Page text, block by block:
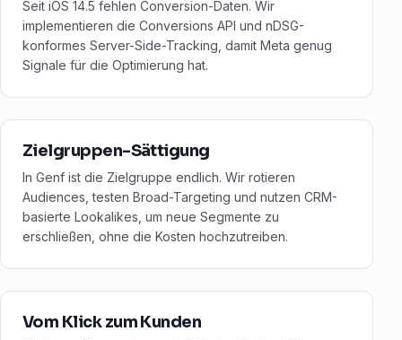
Seit iOS 14.5 fehlen Conversion-Daten. Wir
implementieren die Conversions API und nDSG-
konformes Server-Side-Tracking, damit Meta genug
Signale für die Optimierung hat.
Zielgruppen-Sättigung
In Genf ist die Zielgruppe endlich. Wir rotieren
Audiences, testen Broad-Targeting und nutzen CRM-
basierte Lookalikes, um neue Segmente zu
erschließen, ohne die Kosten hochzutreiben.
Vom Klick zum Kunden